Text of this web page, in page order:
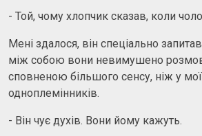
- Той, чому хлопчик сказав, коли
Мені здалося, він спеціально
між собою вони невимушено
сповненою більшого сенсу, ніж у
одноплемінників.
- Він чує духів. Вони йому кажуть.